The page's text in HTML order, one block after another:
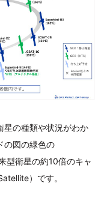
星の種類や状況がわか
の図の緑色の
型衛星の約10倍のキャ
）です。